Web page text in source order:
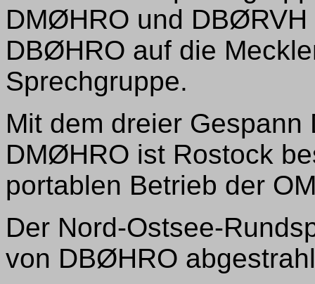
DMØHRO und
DBØHRO auf die
Sprechgruppe.
Mit dem dreier
DMØHRO ist Rostock
portablen Betrieb der
Der Nord-Ostsee-
von DBØHRO